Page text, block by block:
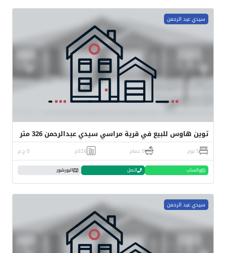
سيدي عبد الرحمن
توين هاوس للبيع في قرية مراسي سيدي عبدالرحمن 326 متر
5 نوم 5 حمام 326م 0 ج.م
واتساب اتصل البورشور
سيدي عبد الرحمن